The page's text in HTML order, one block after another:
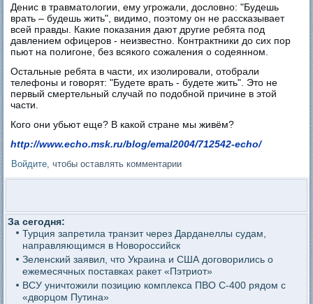
Денис в травматологии, ему угрожали, дословно: "Будешь
врать – будешь жить", видимо, поэтому он не рассказывает
всей правды. Какие показания дают другие ребята под
давлением офицеров - неизвестно. Контрактники до сих пор
пьют на полигоне, без всякого сожаления о содеянном.
Остальные ребята в части, их изолировали, отобрали
телефоны и говорят: "Будете врать - будете жить". Это не
первый смертельный случай по подобной причине в этой
части.
Кого они убьют еще? В какой стране мы живём?
http://www.echo.msk.ru/blog/emal2004/712542-echo/
Войдите , чтобы оставлять комментарии
За сегодня:
Турция запретила транзит через Дарданеллы судам,
направляющимся в Новороссийск
Зеленский заявил, что Украина и США договорились о
ежемесячных поставках ракет «Пэтриот»
ВСУ уничтожили позицию комплекса ПВО С-400 рядом с
«дворцом Путина»